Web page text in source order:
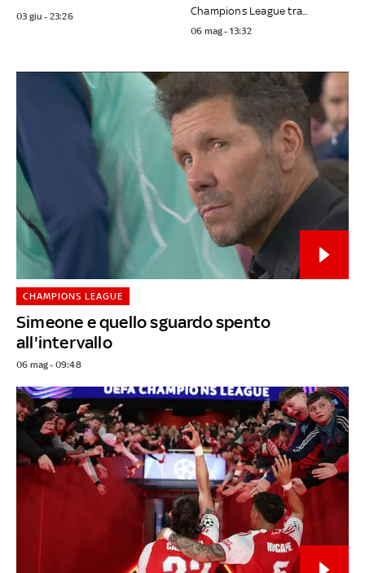
03 giu - 23:26
Champions League tra...
06 mag - 13:32
Simeone e quello sguardo spento
all'intervallo
CHAMPIONS LEAGUE
06 mag - 09:48